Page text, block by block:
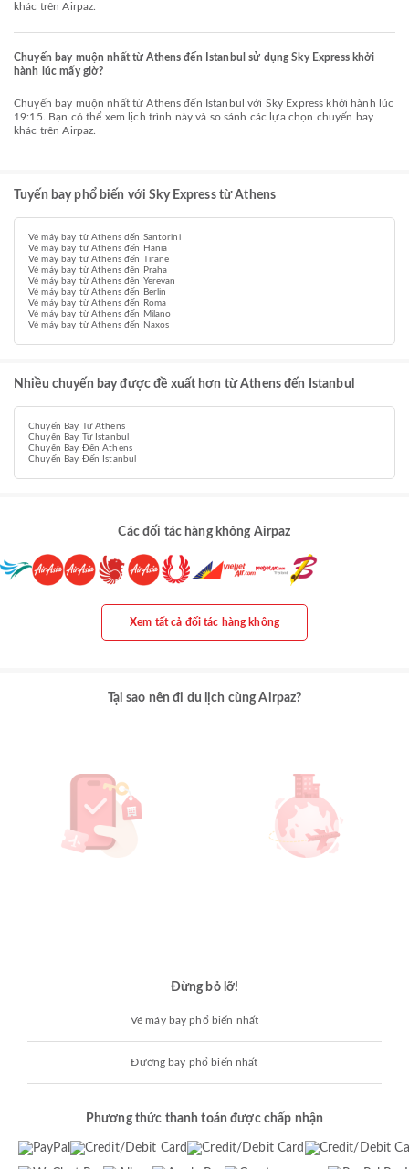
khác trên Airpaz.
Chuyến bay muộn nhất từ Athens đến Istanbul sử dụng Sky Express khởi
hành lúc mấy giờ?
Chuyến bay muộn nhất từ Athens đến Istanbul với Sky Express khởi hành lúc
19:15. Bạn có thể xem lịch trình này và so sánh các lựa chọn chuyến bay
khác trên Airpaz.
Tuyến bay phổ biến với Sky Express từ Athens
Vé máy bay từ Athens đến Santorini
Vé máy bay từ Athens đến Hania
Vé máy bay từ Athens đến Tiranë
Vé máy bay từ Athens đến Praha
Vé máy bay từ Athens đến Yerevan
Vé máy bay từ Athens đến Berlin
Vé máy bay từ Athens đến Roma
Vé máy bay từ Athens đến Milano
Vé máy bay từ Athens đến Naxos
Nhiều chuyến bay được đề xuất hơn từ Athens đến Istanbul
Chuyến Bay Từ Athens
Chuyến Bay Từ Istanbul
Chuyến Bay Đến Athens
Chuyến Bay Đến Istanbul
Các đối tác hàng không Airpaz
Xem tất cả đối tác hàng không
Tại sao nên đi du lịch cùng Airpaz?
Đừng bỏ lỡ!
Vé máy bay phổ biến nhất
Đường bay phổ biến nhất
Phương thức thanh toán được chấp nhận